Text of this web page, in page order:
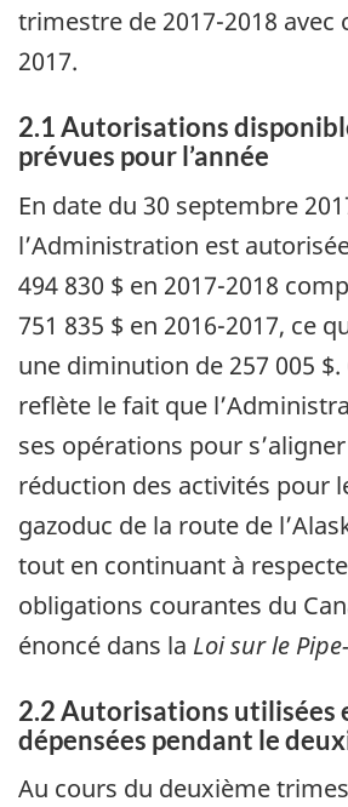
trimestre de 2017-2018 avec
2017.
2.1 Autorisations
prévues pour l’année
En date du 30 septembre
l’Administration est
494 830 $ en 2017-2018
751 835 $ en 2016-2017, ce
une diminution de 257 005
reflète le fait que
ses opérations pour
réduction des activités pour
gazoduc de la route de
tout en continuant à
obligations courantes du
énoncé dans la Loi sur le
2.2 Autorisations utilisées
dépensées pendant le
Au cours du deuxième